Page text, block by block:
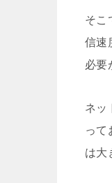
そこ
信速
必要
ネッ
って
は大